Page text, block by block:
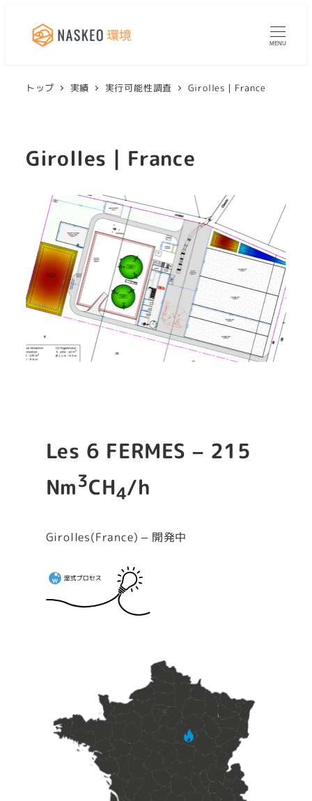
MENU
トップ 実績 実行可能性調査 Girolles｜France
Girolles｜France
Les 6 FERMES – 215
Nm3CH4/h
Girolles(France) – 開発中